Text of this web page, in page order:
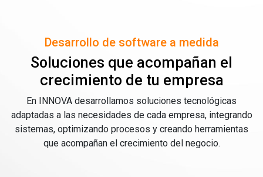
Desarrollo de software a medida
Soluciones que acompañan el
crecimiento de tu empresa
En INNOVA desarrollamos soluciones tecnológicas
adaptadas a las necesidades de cada empresa, integrando
sistemas, optimizando procesos y creando herramientas
que acompañan el crecimiento del negocio.